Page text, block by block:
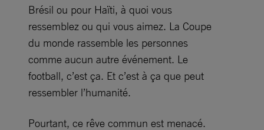
Brésil ou pour Haïti, à quoi vous
ressemblez ou qui vous aimez. La Coupe
du monde rassemble les personnes
comme aucun autre événement. Le
football, c’est ça. Et c’est à ça que peut
ressembler l’humanité.
Pourtant, ce rêve commun est menacé.